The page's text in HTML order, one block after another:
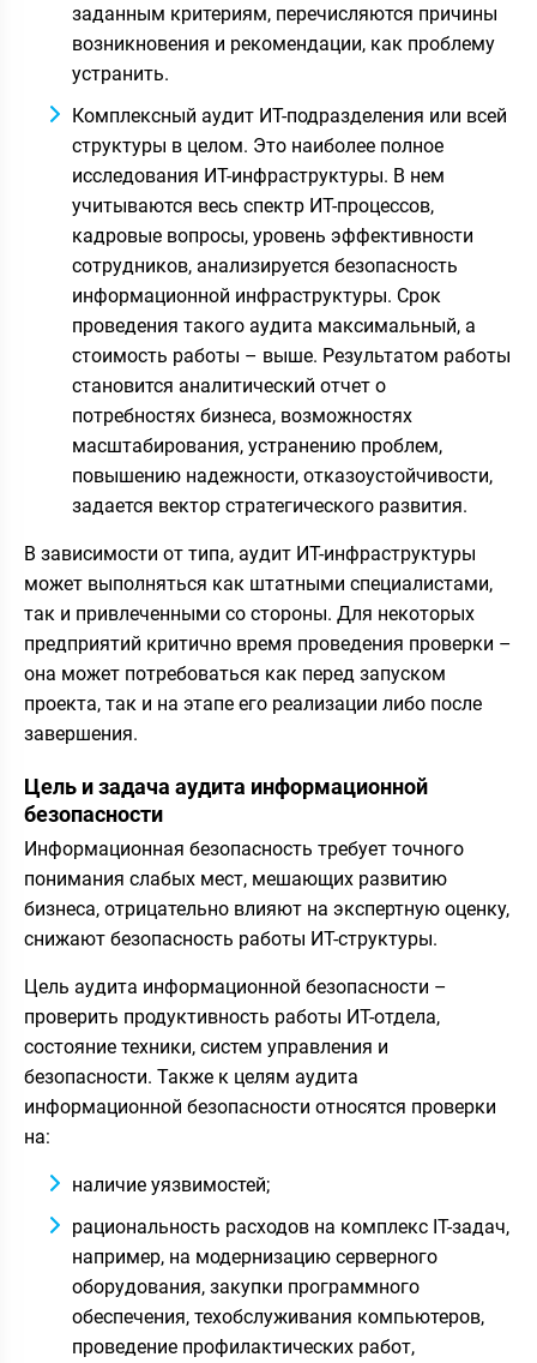
заданным критериям, перечисляются причины
возникновения и рекомендации, как проблему
устранить.
Комплексный аудит ИТ-подразделения или всей
структуры в целом. Это наиболее полное
исследования ИТ-инфраструктуры. В нем
учитываются весь спектр ИТ-процессов,
кадровые вопросы, уровень эффективности
сотрудников, анализируется безопасность
информационной инфраструктуры. Срок
проведения такого аудита максимальный, а
стоимость работы – выше. Результатом работы
становится аналитический отчет о
потребностях бизнеса, возможностях
масштабирования, устранению проблем,
повышению надежности, отказоустойчивости,
задается вектор стратегического развития.
В зависимости от типа, аудит ИТ-инфраструктуры
может выполняться как штатными специалистами,
так и привлеченными со стороны. Для некоторых
предприятий критично время проведения проверки –
она может потребоваться как перед запуском
проекта, так и на этапе его реализации либо после
завершения.
Цель и задача аудита информационной
безопасности
Информационная безопасность требует точного
понимания слабых мест, мешающих развитию
бизнеса, отрицательно влияют на экспертную оценку,
снижают безопасность работы ИТ-структуры.
Цель аудита информационной безопасности –
проверить продуктивность работы ИТ-отдела,
состояние техники, систем управления и
безопасности. Также к целям аудита
информационной безопасности относятся проверки
на:
наличие уязвимостей;
рациональность расходов на комплекс IT-задач,
например, на модернизацию серверного
оборудования, закупки программного
обеспечения, техобслуживания компьютеров,
проведение профилактических работ,